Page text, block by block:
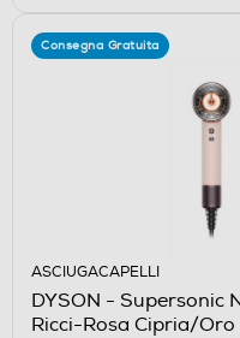
Consegna Gratuita
ASCIUGACAPELLI
DYSON - Supersonic
Ricci-Rosa Cipria/Oro